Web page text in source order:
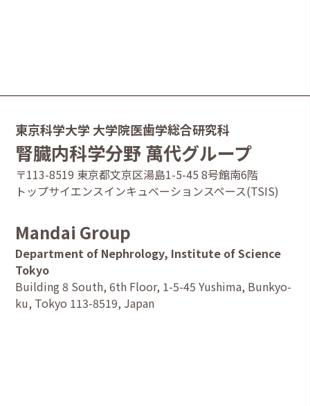
東京科学大学 大学院医歯学総合研究科
腎臓内科学分野 萬代グループ
〒113-8519 東京都⽂京区湯島1-5-45 8号館南6階
トップサイエンスインキュベーションスペース(TSIS)
Mandai Group
Department of Nephrology, Institute of Science
Tokyo
Building 8 South, 6th Floor, 1-5-45 Yushima, Bunkyo-
ku, Tokyo 113-8519, Japan